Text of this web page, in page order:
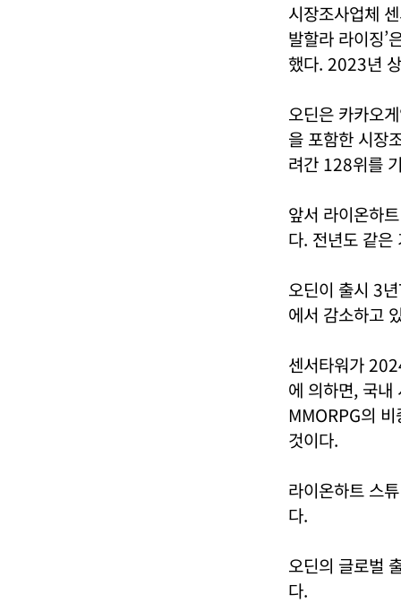
시장조사업체
발할라 라이징’
했다. 2023년
오딘은 카카오
을 포함한 시장
려간 128위를
앞서 라이온하
다. 전년도 같
오딘이 출시 3
에서 감소하고
센서타워가
에 의하면, 국내
MMORPG의
것이다.
라이온하트 스
다.
오딘의 글로벌
다.